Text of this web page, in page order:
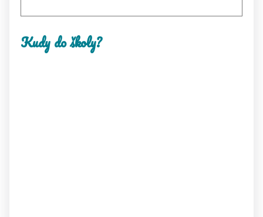
Kudy do školy?